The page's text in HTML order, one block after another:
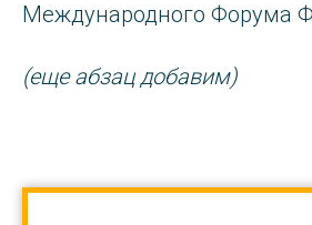
Международного Форума
(еще абзац добавим)